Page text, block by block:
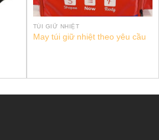
TÚI GIỮ NHIỆT
May túi giữ nhiệt theo yêu cầu